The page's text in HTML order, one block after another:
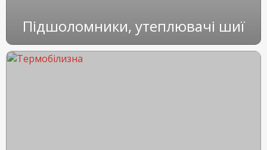
Підшоломники, утеплювачі шиї